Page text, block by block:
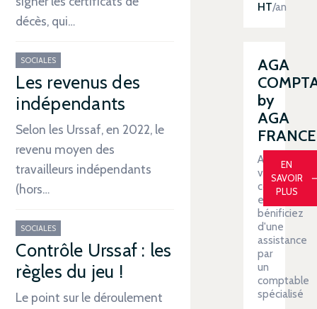
décès, qui…
SOCIALES
Les revenus des
indépendants
Selon les Urssaf, en 2022, le
revenu moyen des
travailleurs indépendants
(hors…
SOCIALES
Contrôle Urssaf : les
règles du jeu !
Le point sur le déroulement
HT/an
AGA
by
AGA
FRANCE
Automatiser
votre
comptabilité
et
bénificiez
d'une
assistance
par
un
comptable
spécialisé
EN
SAVOIR
PLUS